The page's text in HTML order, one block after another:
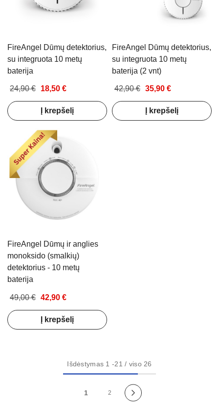
FireAngel Dūmų detektorius,
su integruota 10 metų
baterija
24,90 € 18,50 €
Į krepšelį
FireAngel Dūmų detektorius,
su integruota 10 metų
baterija (2 vnt)
42,90 € 35,90 €
Į krepšelį
FireAngel Dūmų ir anglies
monoksido (smalkių)
detektorius - 10 metų
baterija
49,00 € 42,90 €
Į krepšelį
Išdėstymas 1 -21 / viso 26
1 2